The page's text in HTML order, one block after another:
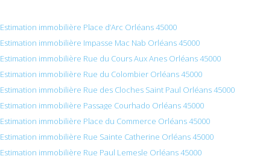
Estimation immobilière Place d’Arc Orléans 45000
Estimation immobilière Impasse Mac Nab Orléans 45000
Estimation immobilière Rue du Cours Aux Anes Orléans 45000
Estimation immobilière Rue du Colombier Orléans 45000
Estimation immobilière Rue des Cloches Saint Paul Orléans 45000
Estimation immobilière Passage Courhado Orléans 45000
Estimation immobilière Place du Commerce Orléans 45000
Estimation immobilière Rue Sainte Catherine Orléans 45000
Estimation immobilière Rue Paul Lemesle Orléans 45000